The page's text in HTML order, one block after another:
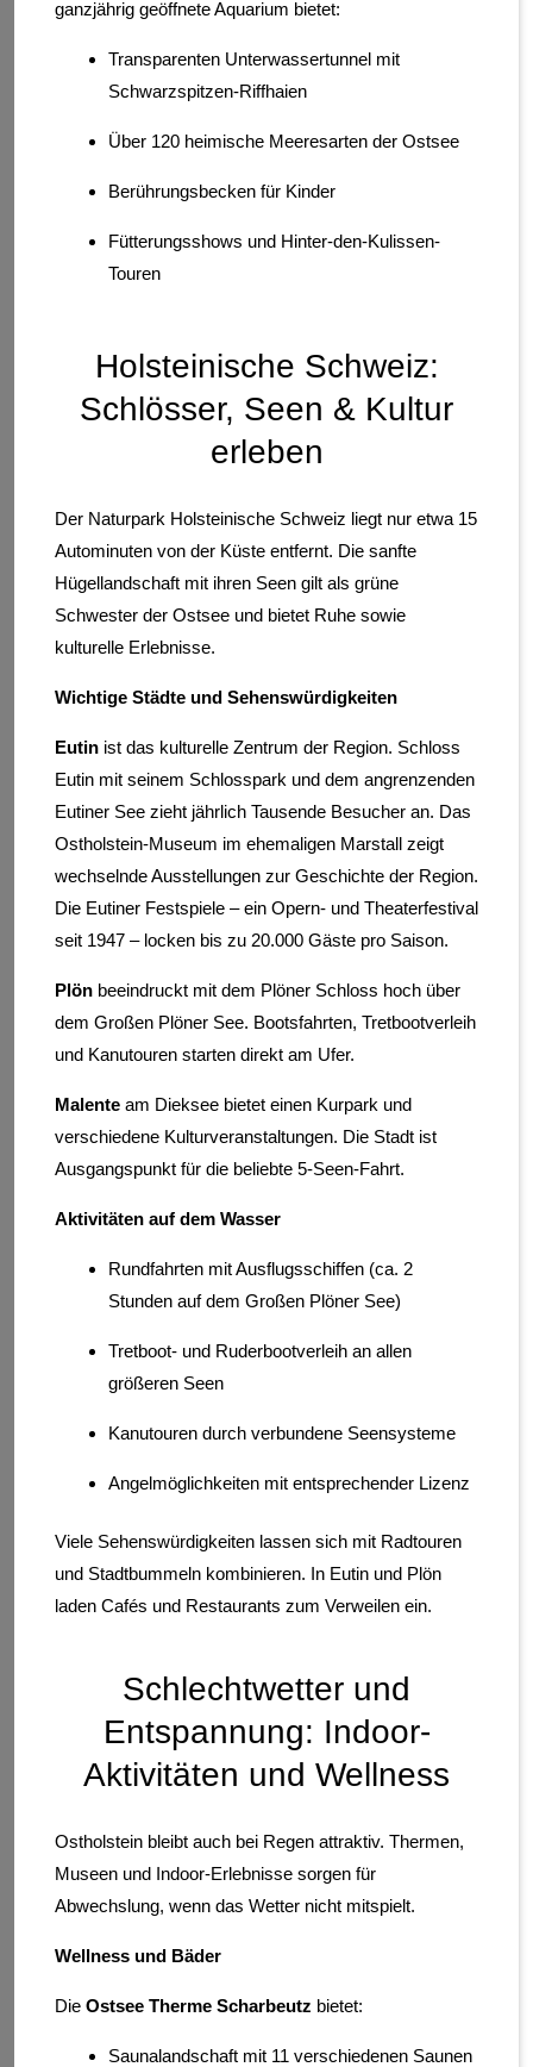
ganzjährig geöffnete Aquarium bietet:
Transparenten Unterwassertunnel mit
Schwarzspitzen-Riffhaien
Über 120 heimische Meeresarten der Ostsee
Berührungsbecken für Kinder
Fütterungsshows und Hinter-den-Kulissen-
Touren
Holsteinische Schweiz:
Schlösser, Seen & Kultur
erleben
Der Naturpark Holsteinische Schweiz liegt nur etwa 15
Autominuten von der Küste entfernt. Die sanfte
Hügellandschaft mit ihren Seen gilt als grüne
Schwester der Ostsee und bietet Ruhe sowie
kulturelle Erlebnisse.
Wichtige Städte und Sehenswürdigkeiten
Eutin ist das kulturelle Zentrum der Region. Schloss
Eutin mit seinem Schlosspark und dem angrenzenden
Eutiner See zieht jährlich Tausende Besucher an. Das
Ostholstein-Museum im ehemaligen Marstall zeigt
wechselnde Ausstellungen zur Geschichte der Region.
Die Eutiner Festspiele – ein Opern- und Theaterfestival
seit 1947 – locken bis zu 20.000 Gäste pro Saison.
Plön beeindruckt mit dem Plöner Schloss hoch über
dem Großen Plöner See. Bootsfahrten, Tretbootverleih
und Kanutouren starten direkt am Ufer.
Malente am Dieksee bietet einen Kurpark und
verschiedene Kulturveranstaltungen. Die Stadt ist
Ausgangspunkt für die beliebte 5-Seen-Fahrt.
Aktivitäten auf dem Wasser
Rundfahrten mit Ausflugsschiffen (ca. 2
Stunden auf dem Großen Plöner See)
Tretboot- und Ruderbootverleih an allen
größeren Seen
Kanutouren durch verbundene Seensysteme
Angelmöglichkeiten mit entsprechender Lizenz
Viele Sehenswürdigkeiten lassen sich mit Radtouren
und Stadtbummeln kombinieren. In Eutin und Plön
laden Cafés und Restaurants zum Verweilen ein.
Schlechtwetter und
Entspannung: Indoor-
Aktivitäten und Wellness
Ostholstein bleibt auch bei Regen attraktiv. Thermen,
Museen und Indoor-Erlebnisse sorgen für
Abwechslung, wenn das Wetter nicht mitspielt.
Wellness und Bäder
Die Ostsee Therme Scharbeutz bietet:
Saunalandschaft mit 11 verschiedenen Saunen